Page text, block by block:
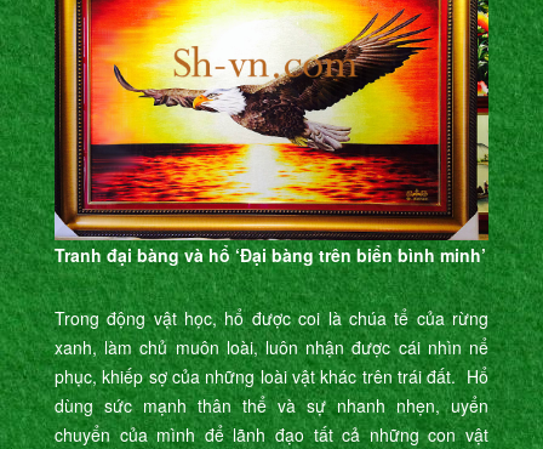
Tranh đại bàng và hổ ‘Đại bàng trên biển bình minh’
Trong động vật học, hổ được coi là chúa tể của rừng
xanh, làm chủ muôn loài, luôn nhận được cái nhìn nể
phục, khiếp sợ của những loài vật khác trên trái đất. Hổ
dùng sức mạnh thân thể và sự nhanh nhẹn, uyển
chuyển của mình để lãnh đạo tất cả những con vật